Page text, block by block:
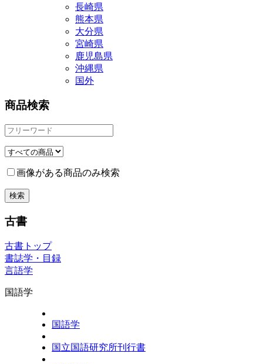
長崎県
熊本県
大分県
宮崎県
鹿児島県
沖縄県
国外
商品検索
画像がある商品のみ検索
古書
古書トップ
書誌学・目録
言語学
国語学
国語学
国立国語研究所刊行書